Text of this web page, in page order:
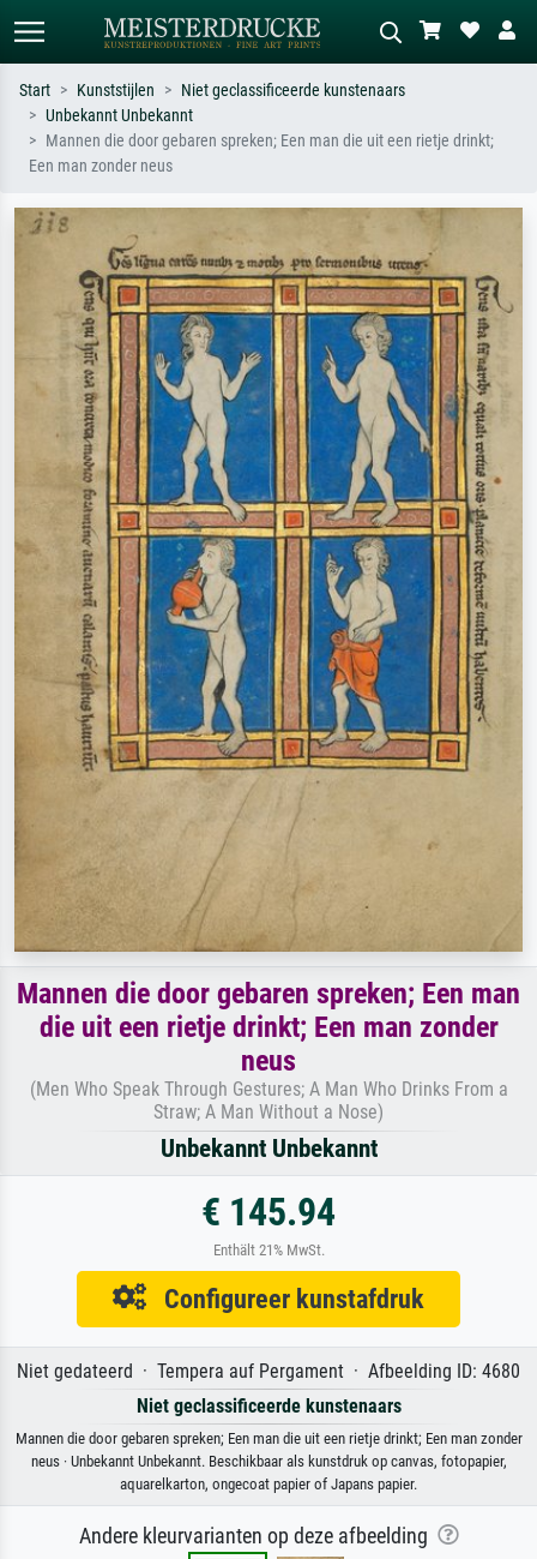
Standaard zoeken AI-beeldzoeker
Zoek op kunstenaar, titel of stijl – bijv.
olieverfschilderij, staand naakt naast
Start Kunststijlen
Niet geclassificeerde kunstenaars
Unbekannt Unbekannt
Mannen die door gebaren spreken; Een man die uit een rietje drinkt;
Een man zonder neus
Mannen die door gebaren spreken; Een man
die uit een rietje drinkt; Een man zonder
neus
(Men Who Speak Through Gestures; A Man Who Drinks From a
Straw; A Man Without a Nose)
Unbekannt Unbekannt
€ 145.94
Enthält 21% MwSt.
Configureer kunstafdruk
Niet gedateerd · Tempera auf Pergament · Afbeelding ID: 4680
Niet geclassificeerde kunstenaars
Mannen die door gebaren spreken; Een man die uit een rietje drinkt; Een man zonder
neus · Unbekannt Unbekannt. Beschikbaar als kunstdruk op canvas, fotopapier,
aquarelkarton, ongecoat papier of Japans papier.
Andere kleurvarianten op deze afbeelding